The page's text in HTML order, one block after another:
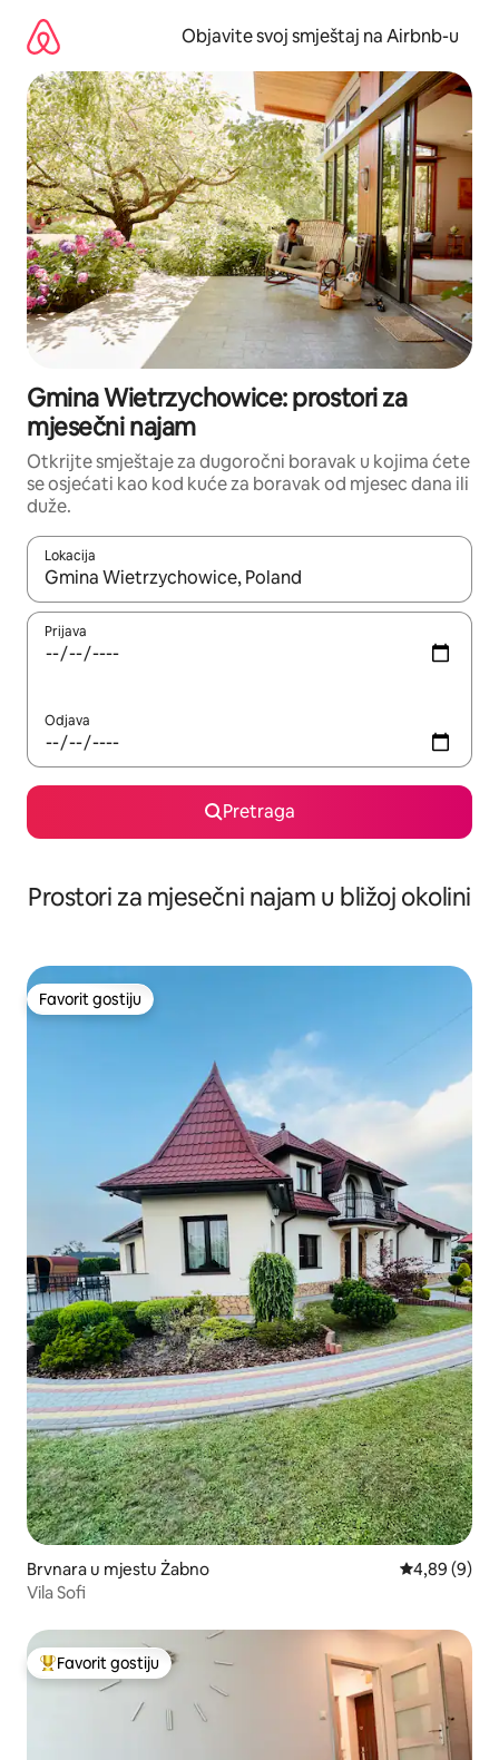
sadržaj
Objavite svoj smještaj na Airbnb-u
Gmina Wietrzychowice: prostori za
mjesečni najam
Otkrijte smještaje za dugoročni boravak u kojima ćete
se osjećati kao kod kuće za boravak od mjesec dana ili
duže.
Lokacija
Kad su rezultati dostupni, možete da se krećete kroz njih
Prijava
Odjava
Pretraga
Prostori za mjesečni najam u bližoj okolini
Favorit gostiju
Favorit gostiju
Brvnara u mjestu Żabno prosječna
4,89 (9)
Vila Sofi
Glavni favorit gostiju
Favorit gostiju